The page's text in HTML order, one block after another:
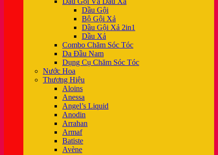
Dầu Gội
Bộ Gội Xả
Dầu Gội Xả 2in1
Dầu Xả
Combo Chăm Sóc Tóc
Da Đầu Nam
Dụng Cụ Chăm Sóc Tóc
Nước Hoa
Thương Hiệu
Aloins
Anessa
Angel’s Liquid
Anodin
Arrahan
Armaf
Batiste
Avène